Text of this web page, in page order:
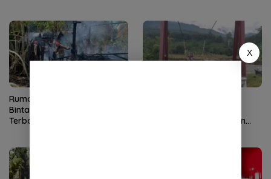
Rumah Kosong di Blang
Bintang Aceh Besar Ludes
Terbakar
Pembangunan Jembatan
X